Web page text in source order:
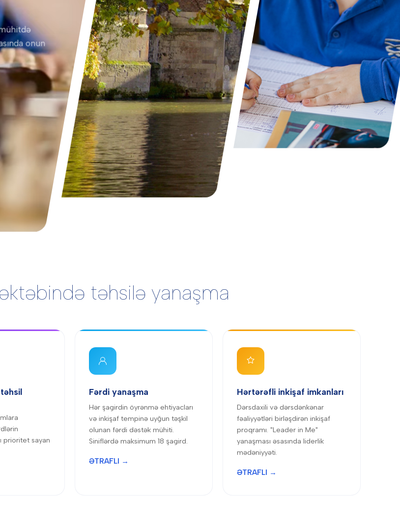
Yaradıcılıq və incəsənət
House Sistemi
Leader in Me
STEAM Hub
MİS
Təqvim
Məzunlar
Məzunlarımızın uğur hekayələri
Məzunlarımız danışır
Kembric
Kurikulum icmalı
Mükəmməl öyrətmə və öyrənmə
Fənlər
Kembric Beynəlxalq Kurikulumu
onun
təhsilə yanaşma
prioritet sayan
Fərdi yanaşma
Hər şagirdin öyrənmə ehtiyacları
və inkişaf tempinə uyğun təşkil
olunan fərdi dəstək mühiti.
Siniflərdə maksimum 18 şagird.
ƏTRAFLI →
Hərtərəfli inkişaf imkanları
Dərsdaxili və dərsdənkənar
fəaliyyətləri birləşdirən inkişaf
proqramı. "Leader in Me"
yanaşması əsasında liderlik
mədəniyyəti.
ƏTRAFLI →